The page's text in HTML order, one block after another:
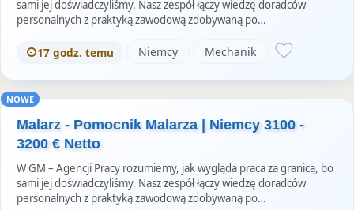
sami jej doświadczyliśmy. Nasz zespół łączy wiedzę doradców
personalnych z praktyką zawodową zdobywaną po…
17 godz. temu Niemcy Mechanik
NOWE
Malarz - Pomocnik Malarza | Niemcy 3100 -
3200 € Netto
W GM – Agencji Pracy rozumiemy, jak wygląda praca za granicą, bo
sami jej doświadczyliśmy. Nasz zespół łączy wiedzę doradców
personalnych z praktyką zawodową zdobywaną po…